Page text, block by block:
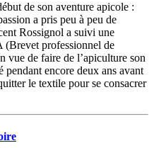
de son aventure apicole :
a pris peu à peu de
Rossignol a suivi une
professionnel de
vue de faire de l’apiculture son
encore deux ans avant
le textile pour se consacrer